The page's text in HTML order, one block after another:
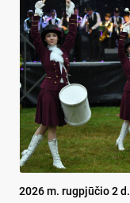
2026 m. rugpjūčio 2 d.